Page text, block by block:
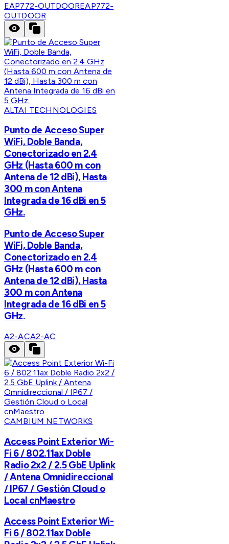
EAP772-OUTDOOREAP772-
OUTDOOR
ALTAI TECHNOLOGIES
Punto de Acceso Super
WiFi, Doble Banda,
Conectorizado en 2.4
GHz (Hasta 600 m con
Antena de 12 dBi), Hasta
300 m con Antena
Integrada de 16 dBi en 5
GHz.
Punto de Acceso Super
WiFi, Doble Banda,
Conectorizado en 2.4
GHz (Hasta 600 m con
Antena de 12 dBi), Hasta
300 m con Antena
Integrada de 16 dBi en 5
GHz.
A2-ACA2-AC
CAMBIUM NETWORKS
Access Point Exterior Wi-
Fi 6 / 802.11ax Doble
Radio 2x2 / 2.5 GbE Uplink
/ Antena Omnidireccional
/ IP67 / Gestión Cloud o
Local cnMaestro
Access Point Exterior Wi-
Fi 6 / 802.11ax Doble